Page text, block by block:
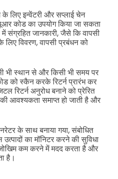
के लिए इन्वेंटरी और सप्लाई चेन
कोड का उपयोग किया जा सकता
संग्रहित जानकारी, जैसे कि वापसी
विवरण, वापसी प्रबंधन को
भी स्थान से और किसी भी समय पर
को स्कैन करके रिटर्न प्रारंभ कर
रिटर्न अनुरोध बनाने को प्रेरित
आवश्यकता समाप्त हो जाती है और
के साथ बनाया गया, संबोधित
का मॉनिटर करने की सुविधा
कम करने में मदद करता है और
है।